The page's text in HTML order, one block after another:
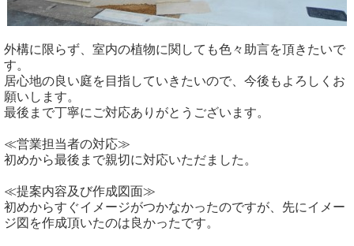
外構に限らず、室内の植物に関しても色々助言を頂きたいで
す。
居心地の良い庭を目指していきたいので、今後もよろしくお
願いします。
最後まで丁寧にご対応ありがとうございます。
≪営業担当者の対応≫
初めから最後まで親切に対応いただました。
≪提案内容及び作成図面≫
初めからすぐイメージがつかなかったのですが、先にイメー
ジ図を作成頂いたのは良かったです。